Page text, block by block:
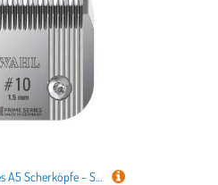
WAHL® Prime Series A5 Scherköpfe - Scherkopf Nr. 10 (Länge 1,5 mm)